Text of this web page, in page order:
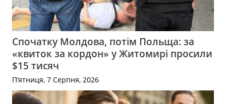
Спочатку Молдова, потім Польща: за
«квиток за кордон» у Житомирі просили
$15 тисяч
П’ятниця, 7 Серпня, 2026